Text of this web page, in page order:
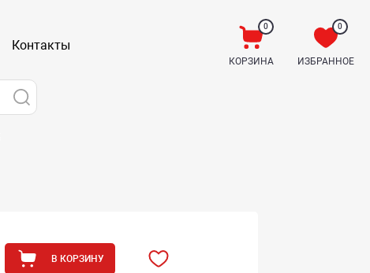
Контакты
0
КОРЗИНА
0
ИЗБРАННОЕ
В КОРЗИНУ